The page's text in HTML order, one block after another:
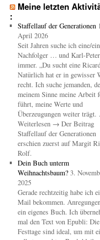
Meine letzten
:
Staffellauf der Generationen
April 2026
Seit Jahren suche ich eine/
Nachfolger … und Karl-
immer. „Du sucht eine
Natürlich hat er in gewisser
recht. Ich suche jemanden,
meinem Sinne meine Arbeit
führt, meine Werte und
Überzeugungen weiter
Weiterlesen → Der Beitrag
Staffellauf der Generationen
erschien zuerst auf Margit
Rolf.
Dein Buch unterm
Weihnachtsbaum? 3.
2025
Gerade rechtzeitig habe ich
Mail bekommen.
ein eigenes Buch. Ich
mal den Text von Epubli: Die
Festtage sind ideal, um mit